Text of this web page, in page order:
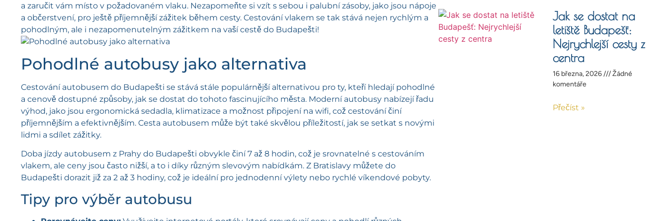
a zaručit vám místo v požadovaném vlaku. Nezapomeňte si vzít s sebou i palubní zásoby, jako jsou nápoje
a občerstvení, pro ještě příjemnější zážitek během cesty. Cestování vlakem se tak stává nejen rychlým a
pohodlným, ale i nezapomenutelným zážitkem na vaší cestě do Budapešti!
Pohodlné autobusy jako alternativa
Cestování autobusem do Budapešti se stává stále populárnější alternativou pro ty, kteří hledají pohodlné
a cenově dostupné způsoby, jak se dostat do tohoto fascinujícího města. Moderní autobusy nabízejí řadu
výhod, jako jsou ergonomická sedadla, klimatizace a možnost připojení na wifi, což cestování činí
příjemnějším a efektivnějším. Cesta autobusem může být také skvělou příležitostí, jak se setkat s novými
lidmi a sdílet zážitky.
Doba jízdy autobusem z Prahy do Budapešti obvykle činí 7 až 8 hodin, což je srovnatelné s cestováním
vlakem, ale ceny jsou často nižší, a to i díky různým slevovým nabídkám. Z Bratislavy můžete do
Budapešti dorazit již za 2 až 3 hodiny, což je ideální pro jednodenní výlety nebo rychlé víkendové pobyty.
Tipy pro výběr autobusu
Jak se dostat na
letiště Budapešť:
Nejrychlejší cesty z
centra
16 března, 2026
Žádné
komentáře
Přečíst »